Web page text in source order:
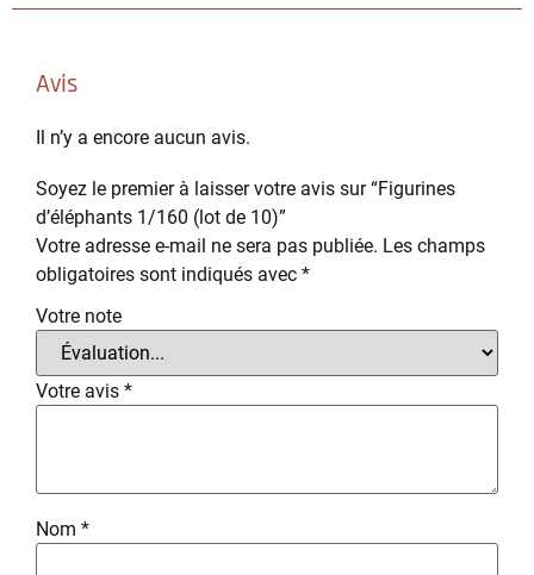
Avis
Il n’y a encore aucun avis.
Soyez le premier à laisser votre avis sur “Figurines
d’éléphants 1/160 (lot de 10)”
Votre adresse e-mail ne sera pas publiée. Les champs
obligatoires sont indiqués avec *
Votre note
Votre avis *
Nom *